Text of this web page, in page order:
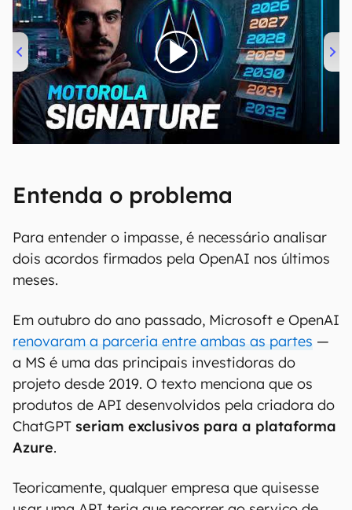
00:00/20:46
Entenda o problema
Para entender o impasse, é necessário analisar
dois acordos firmados pela OpenAI nos últimos
meses.
Em outubro do ano passado, Microsoft e OpenAI
renovaram a parceria entre ambas as partes —
a MS é uma das principais investidoras do
projeto desde 2019. O texto menciona que os
produtos de API desenvolvidos pela criadora do
ChatGPT seriam exclusivos para a plataforma
Azure.
Teoricamente, qualquer empresa que quisesse